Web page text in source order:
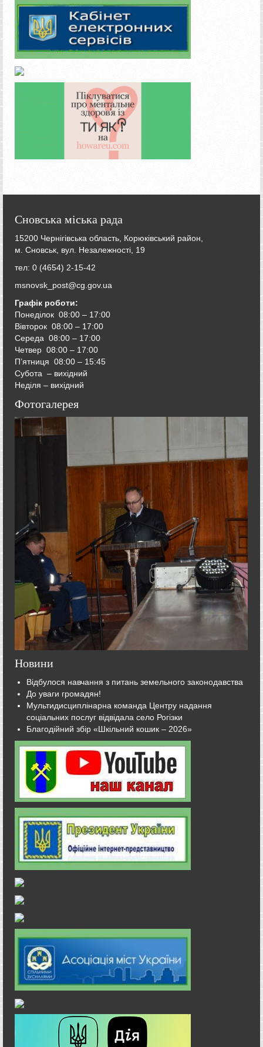
Сновська міська рада
15200 Чернігівська область, Корюківський район,
м. Сновськ, вул. Незалежності, 19
тел: 0 (4654) 2-15-42
msnovsk_post@cg.gov.ua
Графік роботи:
Понеділок 08:00 – 17:00
Вівторок 08:00 – 17:00
Середа 08:00 – 17:00
Четвер 08:00 – 17:00
П’ятниця 08:00 – 15:45
Субота – вихідний
Неділя – вихідний
Фотогалерея
Новини
Відбулося навчання з питань земельного законодавства
До уваги громадян!
Мультидисциплінарна команда Центру надання
соціальних послуг відвідала село Рогізки
Благодійний збір «Шкільний кошик – 2026»